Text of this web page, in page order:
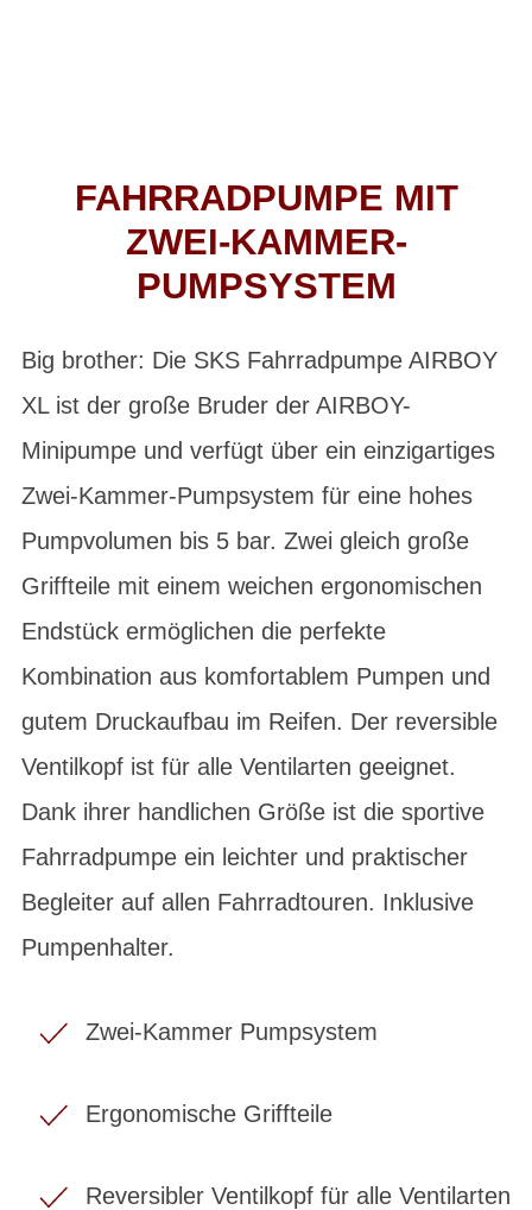
FAHRRADPUMPE MIT
ZWEI-KAMMER-
PUMPSYSTEM
Big brother: Die SKS Fahrradpumpe AIRBOY
XL ist der große Bruder der AIRBOY-
Minipumpe und verfügt über ein einzigartiges
Zwei-Kammer-Pumpsystem für eine hohes
Pumpvolumen bis 5 bar. Zwei gleich große
Griffteile mit einem weichen ergonomischen
Endstück ermöglichen die perfekte
Kombination aus komfortablem Pumpen und
gutem Druckaufbau im Reifen. Der reversible
Ventilkopf ist für alle Ventilarten geeignet.
Dank ihrer handlichen Größe ist die sportive
Fahrradpumpe ein leichter und praktischer
Begleiter auf allen Fahrradtouren. Inklusive
Pumpenhalter.
Zwei-Kammer Pumpsystem
Ergonomische Griffteile
Reversibler Ventilkopf für alle Ventilarten